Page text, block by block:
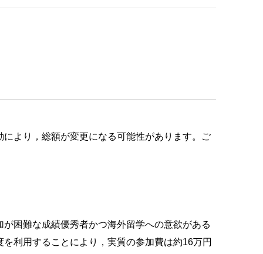
より，総額が変更になる可能性があります。ご
困難な成績優秀者かつ海外留学への意欲がある
利用することにより，実質の参加費は約16万円